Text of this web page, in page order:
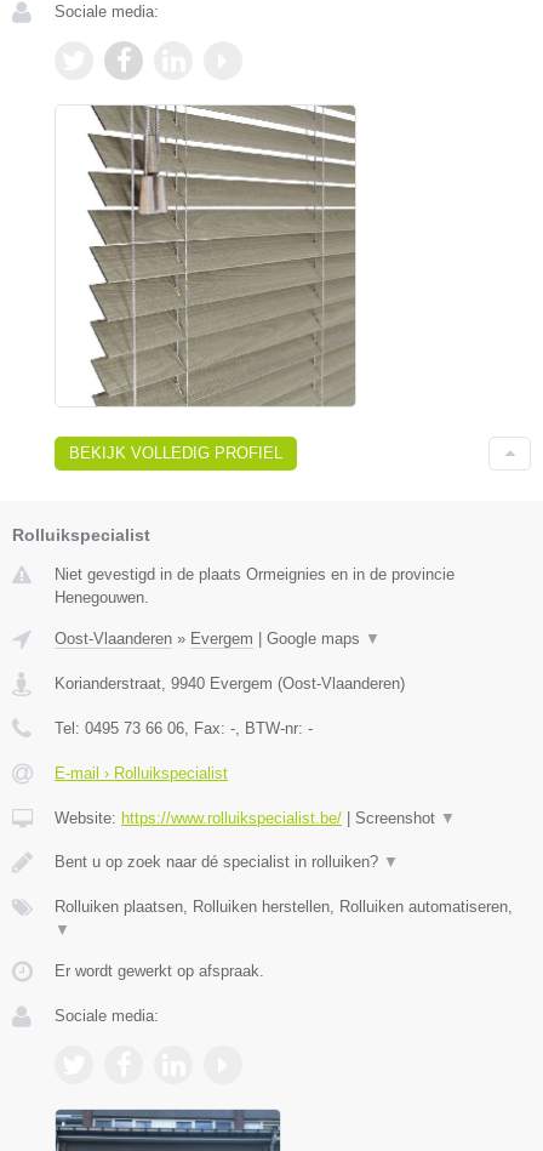
Sociale media:
BEKIJK VOLLEDIG PROFIEL
Rolluikspecialist
Niet gevestigd in de plaats Ormeignies en in de provincie
Henegouwen.
Oost-Vlaanderen » Evergem Google maps ▼
Korianderstraat 9940 Evergem (Oost-Vlaanderen)
Tel: 0495 73 66 06 , Fax: - , BTW-nr: -
E-mail › Rolluikspecialist
Website: https://www.rolluikspecialist.be/ Screenshot ▼
Bent u op zoek naar dé specialist in rolluiken? ▼
Rolluiken plaatsen, Rolluiken herstellen, Rolluiken automatiseren,
▼
Er wordt gewerkt op afspraak.
Sociale media: